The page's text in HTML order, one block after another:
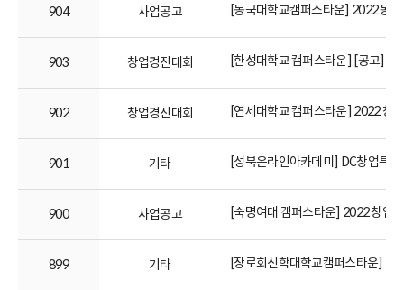
904 사업공고 [동국대학교캠퍼스타운] 2022 동
903 창업경진대회 [한성대학교 캠퍼스타운] [공고]
902 창업경진대회 [연세대학교 캠퍼스타운] 2022 창
901 기타 [성북온라인아카데미] DC창업특
900 사업공고 [숙명여대 캠퍼스타운] 2022 창업
899 기타 [장로회신학대학교캠퍼스타운]